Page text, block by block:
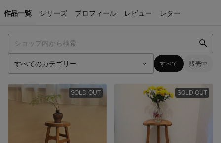
作品一覧 シリーズ プロフィール レビュー レター
すべて 販売中
SOLD OUT SOLD OUT